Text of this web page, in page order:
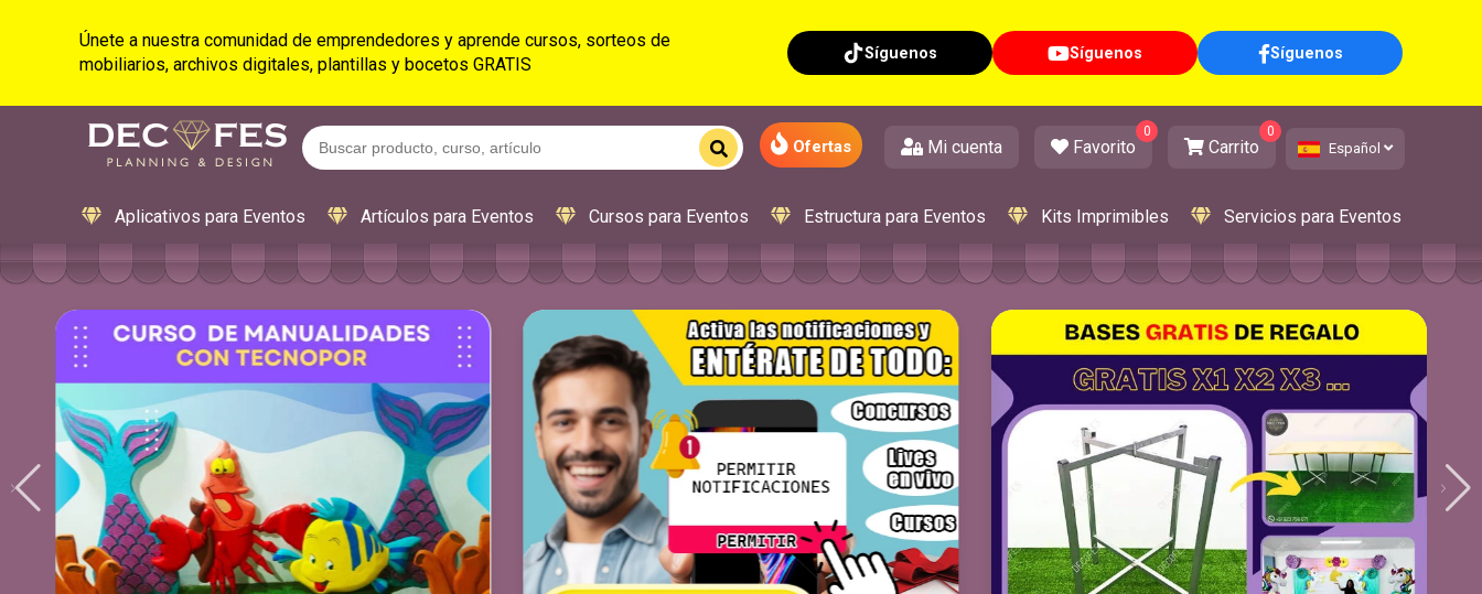
Únete a nuestra comunidad de emprendedores y aprende cursos, sorteos de
mobiliarios, archivos digitales, plantillas y bocetos GRATIS
Síguenos Síguenos Síguenos
Ofertas Mi cuenta Favorito
0
Carrito
0
Español
Aplicativos para Eventos Artículos para Eventos Cursos para Eventos Estructura para Eventos Kits Imprimibles Servicios para Eventos